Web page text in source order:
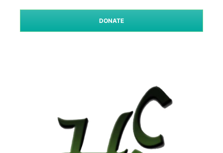
DONATE